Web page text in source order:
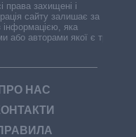
права захищені і
сайту залишає за
яка
або авторами якої є треті
ПРО НАС